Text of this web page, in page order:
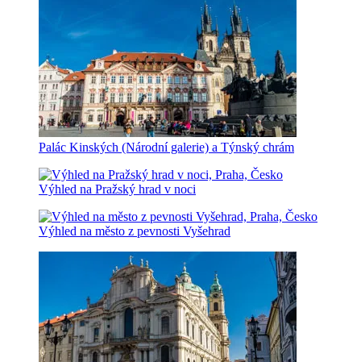
Palác Kinských (Národní galerie) a Týnský chrám
Výhled na Pražský hrad v noci
Výhled na město z pevnosti Vyšehrad